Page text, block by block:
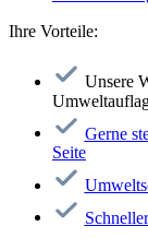
Ihre Vorteile:
Unsere
Gerne
Seite